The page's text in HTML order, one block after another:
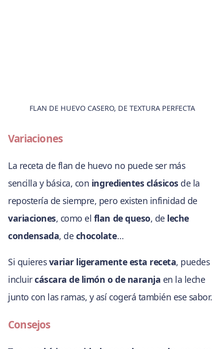
FLAN DE HUEVO CASERO, DE TEXTURA PERFECTA
Variaciones
La receta de flan de huevo no puede ser más
sencilla y básica, con ingredientes clásicos de la
repostería de siempre, pero existen infinidad de
variaciones, como el flan de queso, de leche
condensada, de chocolate…
Si quieresvariar ligeramente esta receta, puedes
incluircáscara de limón o de naranja en la leche
junto con las ramas, y así cogerá también ese sabor.
Consejos